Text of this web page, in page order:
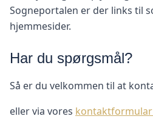
Sogneportalen er der links til
hjemmesider.
Har du spørgsmål?
Så er du velkommen til at
eller via vores kontaktformular